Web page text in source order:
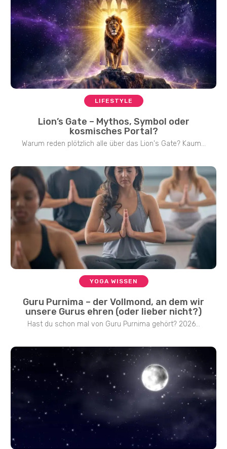
LIFESTYLE
Lion’s Gate – Mythos, Symbol oder
kosmisches Portal?
Warum reden plötzlich alle über das Lion's Gate? Kaum...
YOGA WISSEN
Guru Purnima – der Vollmond, an dem wir
unsere Gurus ehren (oder lieber nicht?)
Hast du schon mal von Guru Purnima gehört? 2026...